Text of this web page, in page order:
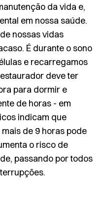
da vida e,
em nossa saúde.
nossas vidas
É durante o sono
e recarregamos
deve ter
para dormir e
de horas - em
indicam que
de 9 horas pode
o risco de
passando por todos